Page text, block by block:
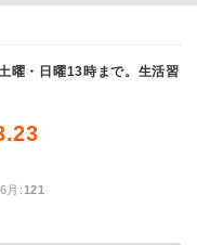
曜・日曜13時まで。生活習
:121